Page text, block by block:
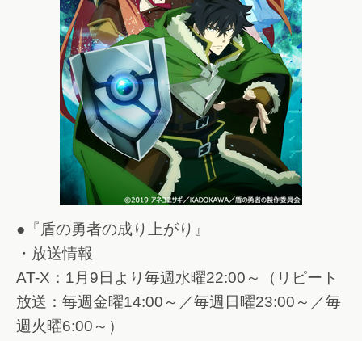
●『盾の勇者の成り上がり』
・放送情報
AT-X：1月9日より毎週水曜22:00～（リピート
放送：毎週金曜14:00～／毎週日曜23:00～／毎
週火曜6:00～）